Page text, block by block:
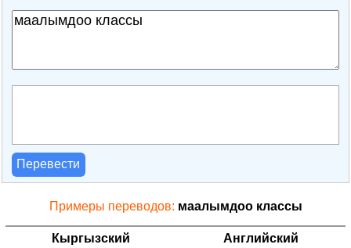
Перевести
Примеры переводов: маалымдоо классы
Кыргызский Английский